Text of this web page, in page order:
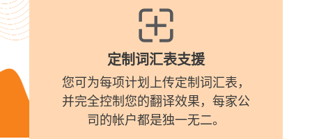
定制词汇表支援
您可为每项计划上传定制词汇表，
并完全控制您的翻译效果，每家公
司的帐户都是独一无二。